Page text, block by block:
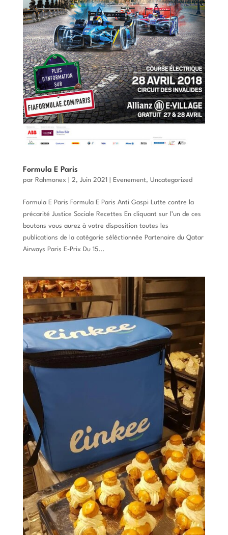
Formula E Paris
par Rahmonex| 2, Juin 2021 Evenement, Uncategorized
Formula E Paris Formula E Paris Anti Gaspi Lutte contre la
précarité Justice Sociale Recettes En cliquant sur l’un de ces
boutons vous aurez à votre disposition toutes les
publications de la catégorie séléctionnée Partenaire du Qatar
Airways Paris E-Prix Du 15...